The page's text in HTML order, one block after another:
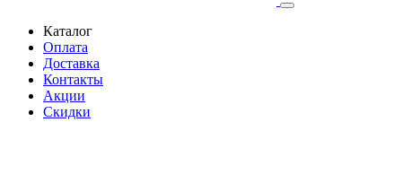
Каталог
Оплата
Доставка
Контакты
Акции
Скидки